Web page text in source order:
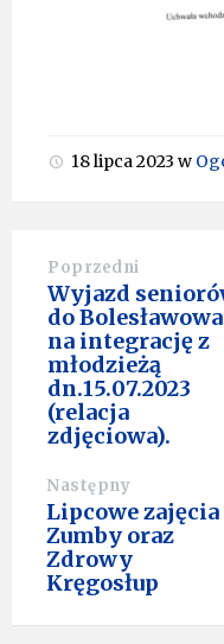
18 lipca 2023 w
Poprzedni
Wyjazd
do Bolesławowa
na integrację z
młodzieżą
dn.15.07.2023
(relacja
zdjęciowa).
Następny
Lipcowe zajęcia
Zumby oraz
Zdrowy
Kręgosłup